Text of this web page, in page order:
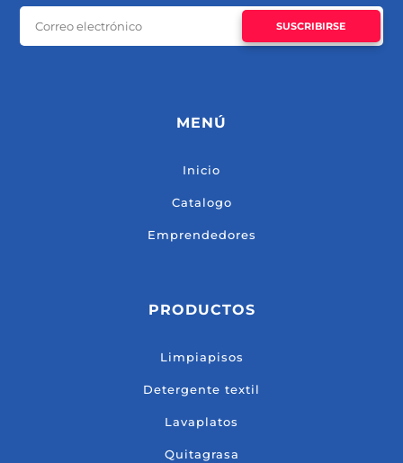
SUSCRIBIRSE
MENÚ
Inicio
Catalogo
Emprendedores
PRODUCTOS
Limpiapisos
Detergente textil
Lavaplatos
Quitagrasa